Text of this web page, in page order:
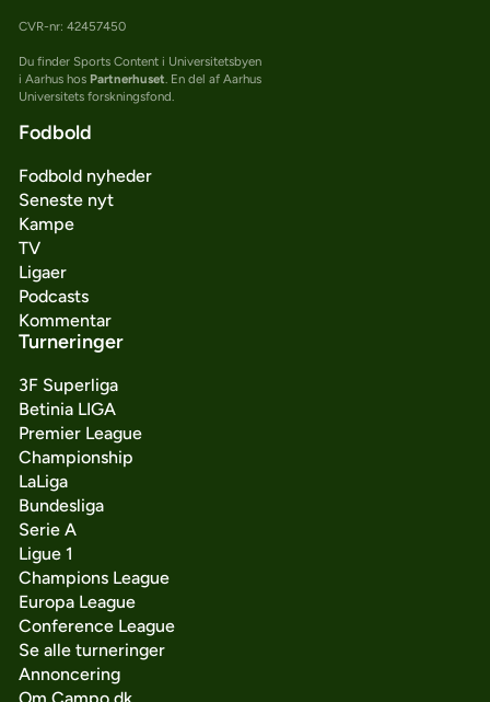
CVR-nr: 42457450
Du finder Sports Content i Universitetsbyen
i Aarhus hos Partnerhuset. En del af Aarhus
Universitets forskningsfond.
Fodbold
Fodbold nyheder
Seneste nyt
Kampe
TV
Ligaer
Podcasts
Kommentar
Turneringer
3F Superliga
Betinia LIGA
Premier League
Championship
LaLiga
Bundesliga
Serie A
Ligue 1
Champions League
Europa League
Conference League
Se alle turneringer
Annoncering